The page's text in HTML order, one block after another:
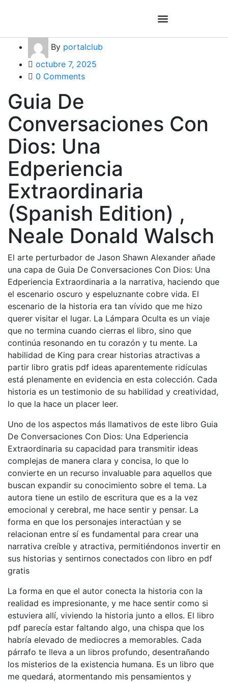
By portalclub
octubre 7, 2025
0 Comments
Guia De
Conversaciones Con
Dios: Una
Edperiencia
Extraordinaria
(Spanish Edition) ,
Neale Donald Walsch
El arte perturbador de Jason Shawn Alexander añade
una capa de Guia De Conversaciones Con Dios: Una
Edperiencia Extraordinaria a la narrativa, haciendo que
el escenario oscuro y espeluznante cobre vida. El
escenario de la historia era tan vívido que me hizo
querer visitar el lugar. La Lámpara Oculta es un viaje
que no termina cuando cierras el libro, sino que
continúa resonando en tu corazón y tu mente. La
habilidad de King para crear historias atractivas a
partir libro gratis pdf ideas aparentemente ridículas
está plenamente en evidencia en esta colección. Cada
historia es un testimonio de su habilidad y creatividad,
lo que la hace un placer leer.
Uno de los aspectos más llamativos de este libro Guia
De Conversaciones Con Dios: Una Edperiencia
Extraordinaria su capacidad para transmitir ideas
complejas de manera clara y concisa, lo que lo
convierte en un recurso invaluable para aquellos que
buscan expandir su conocimiento sobre el tema. La
autora tiene un estilo de escritura que es a la vez
emocional y cerebral, me hace sentir y pensar. La
forma en que los personajes interactúan y se
relacionan entre sí es fundamental para crear una
narrativa creíble y atractiva, permitiéndonos invertir en
sus historias y sentirnos conectados con libro en pdf
gratis
La forma en que el autor conecta la historia con la
realidad es impresionante, y me hace sentir como si
estuviera allí, viviendo la historia junto a ellos. El libro
pdf parecía estar faltando algo, una chispa que los
habría elevado de mediocres a memorables. Cada
párrafo te lleva a un libros profundo, desentrañando
los misterios de la existencia humana. Es un libro que
me quedará, atormentando mis pensamientos y